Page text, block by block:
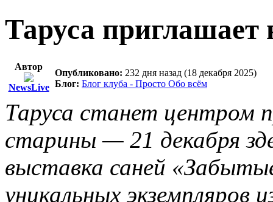
Таруса приглашает
Автор
NewsLive
Опубликовано: 232 дня назад (18 декабря 2025)
Блог: Блог клуба - Просто Обо всём
Таруса станет центром
старины — 21 декабря
выставка саней
уникальных экземпляров